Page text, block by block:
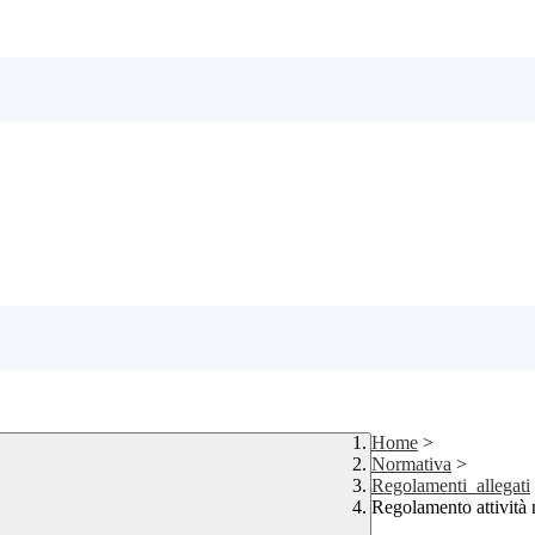
Home >
Normativa >
Regolamenti_allegati
Regolamento attività